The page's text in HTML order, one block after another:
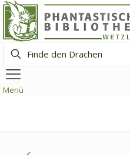
den
Drachen
Menü